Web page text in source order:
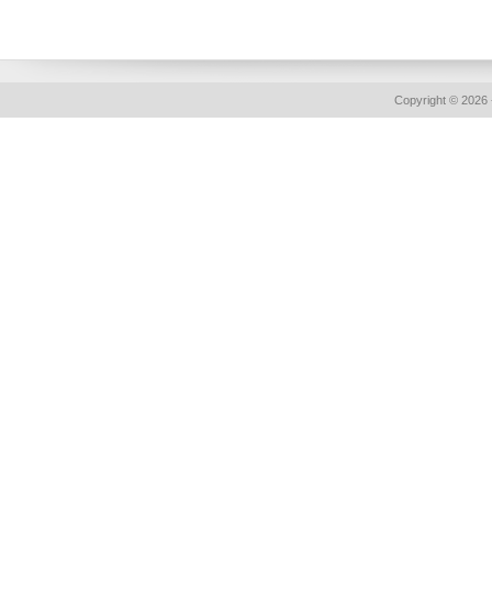
Copyright © 2026